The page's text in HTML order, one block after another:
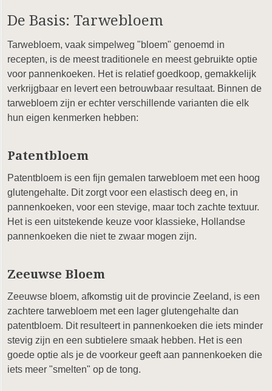
De Basis: Tarwebloem
Tarwebloem, vaak simpelweg "bloem" genoemd in
recepten, is de meest traditionele en meest gebruikte optie
voor pannenkoeken. Het is relatief goedkoop, gemakkelijk
verkrijgbaar en levert een betrouwbaar resultaat. Binnen de
tarwebloem zijn er echter verschillende varianten die elk
hun eigen kenmerken hebben:
Patentbloem
Patentbloem is een fijn gemalen tarwebloem met een hoog
glutengehalte. Dit zorgt voor een elastisch deeg en, in
pannenkoeken, voor een stevige, maar toch zachte textuur.
Het is een uitstekende keuze voor klassieke, Hollandse
pannenkoeken die niet te zwaar mogen zijn.
Zeeuwse Bloem
Zeeuwse bloem, afkomstig uit de provincie Zeeland, is een
zachtere tarwebloem met een lager glutengehalte dan
patentbloem. Dit resulteert in pannenkoeken die iets minder
stevig zijn en een subtielere smaak hebben. Het is een
goede optie als je de voorkeur geeft aan pannenkoeken die
iets meer "smelten" op de tong.